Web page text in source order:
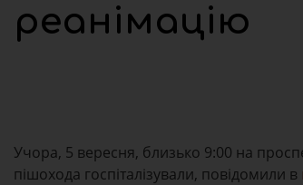
реанімацію
Учора, 5 вересня, близько 9:00 на
пішохода госпіталізували, повідомили в